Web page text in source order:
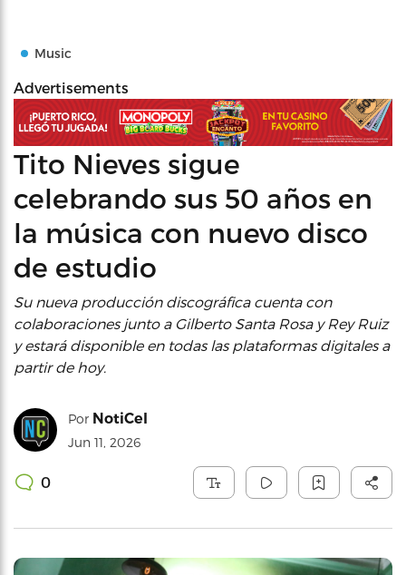
Music
Advertisements
Tito Nieves sigue
celebrando sus 50 años en
la música con nuevo disco
de estudio
Su nueva producción discográfica cuenta con
colaboraciones junto a Gilberto Santa Rosa y Rey Ruiz
y estará disponible en todas las plataformas digitales a
partir de hoy.
Por NotiCel
Jun 11, 2026
0